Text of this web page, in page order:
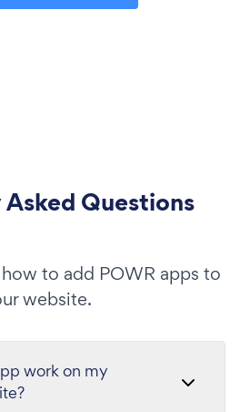
Questions
to add POWR apps to
website.
work on my